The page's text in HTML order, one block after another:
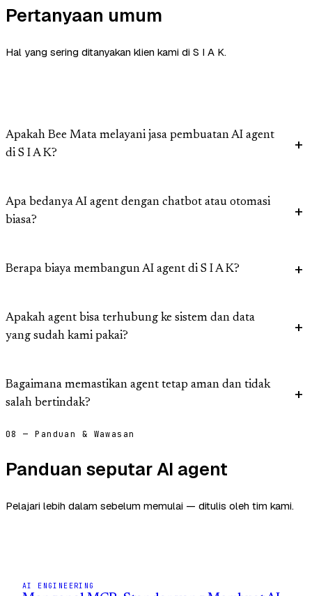
Pertanyaan umum
Hal yang sering ditanyakan klien kami di S I A K.
Apakah Bee Mata melayani jasa pembuatan AI agent
di S I A K?
Apa bedanya AI agent dengan chatbot atau otomasi
biasa?
Berapa biaya membangun AI agent di S I A K?
Apakah agent bisa terhubung ke sistem dan data
yang sudah kami pakai?
Bagaimana memastikan agent tetap aman dan tidak
salah bertindak?
08 — Panduan & Wawasan
Panduan seputar AI agent
Pelajari lebih dalam sebelum memulai — ditulis oleh tim kami.
AI ENGINEERING